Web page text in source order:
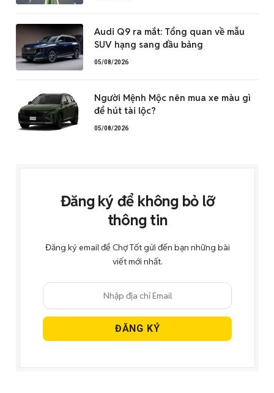
Audi Q9 ra mắt: Tổng quan về mẫu
SUV hạng sang đầu bảng
05/08/2026
Người Mệnh Mộc nên mua xe màu gì
để hút tài lộc?
05/08/2026
Đăng ký để không bỏ lỡ
thông tin
Đăng ký email để Chợ Tốt gửi đến bạn những bài
viết mới nhất.